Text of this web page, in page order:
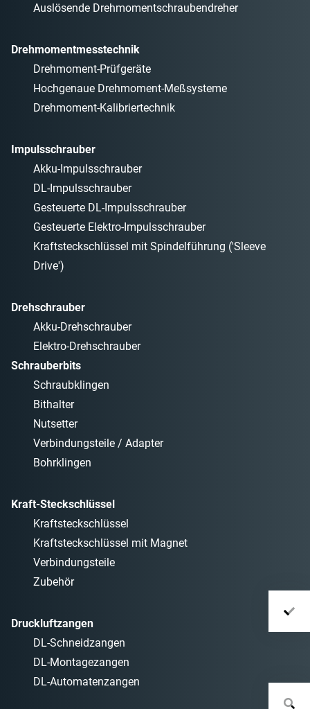
Auslösende Drehmomentschraubendreher
Drehmomentmesstechnik
Drehmoment-Prüfgeräte
Hochgenaue Drehmoment-Meßsysteme
Drehmoment-Kalibriertechnik
Impulsschrauber
Akku-Impulsschrauber
DL-Impulsschrauber
Gesteuerte DL-Impulsschrauber
Gesteuerte Elektro-Impulsschrauber
Kraftsteckschlüssel mit Spindelführung ('Sleeve
Drive')
Drehschrauber
Akku-Drehschrauber
Elektro-Drehschrauber
Schrauberbits
Schraubklingen
Bithalter
Nutsetter
Verbindungsteile / Adapter
Bohrklingen
Kraft-Steckschlüssel
Kraftsteckschlüssel
Kraftsteckschlüssel mit Magnet
Verbindungsteile
Zubehör
Druckluftzangen
DL-Schneidzangen
DL-Montagezangen
DL-Automatenzangen